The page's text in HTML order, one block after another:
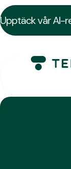
Upptäck vår AI-